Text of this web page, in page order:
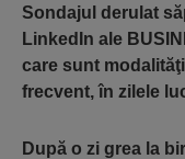
Sondajul derulat
LinkedIn ale
care sunt
frecvent, în zilele
După o zi grea la